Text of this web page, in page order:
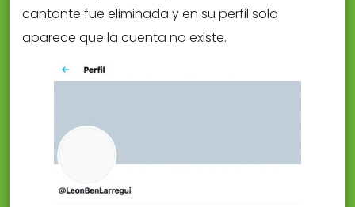
cantante fue eliminada y en su perfil solo
aparece que la cuenta no existe.